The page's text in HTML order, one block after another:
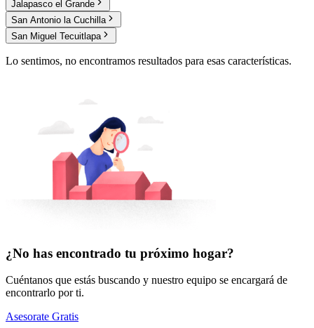
Jalapasco el Grande
San Antonio la Cuchilla
San Miguel Tecuitlapa
Lo sentimos, no encontramos resultados para esas características.
¿No has encontrado tu próximo hogar?
Cuéntanos que estás buscando y nuestro equipo se encargará de
encontrarlo por ti.
Asesorate Gratis